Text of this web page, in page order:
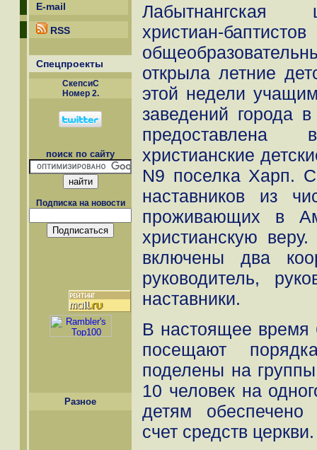
E-mail
RSS
Спецпроекты
СкепсиС
Номер 2.
поиск по сайту
Подписка на новости
Разное
Лабытнангская
христиан-
открыла летние
этой недели
заведений города
предоставлена
христианские
N9 поселка Харп.
наставников из
проживающих в
христианскую
включены два
руководитель,
наставники.
В настоящее
посещают
поделены на
10 человек на
детям обеспечено
счет средств церкви.